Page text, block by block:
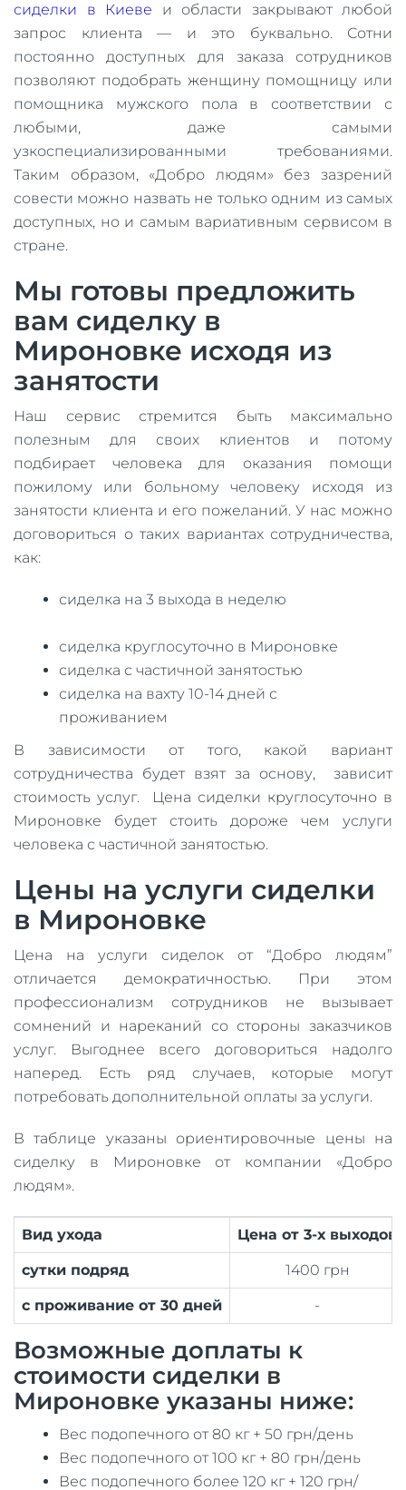
сиделки в Киеве и области закрывают любой
запрос клиента — и это буквально. Сотни
постоянно доступных для заказа сотрудников
позволяют подобрать женщину помощницу или
помощника мужского пола в соответствии с
любыми, даже самыми
узкоспециализированными требованиями.
Таким образом, «Добро людям» без зазрений
совести можно назвать не только одним из самых
доступных, но и самым вариативным сервисом в
стране.
Мы готовы предложить
вам сиделку в
Мироновке исходя из
занятости
Наш сервис стремится быть максимально
полезным для своих клиентов и потому
подбирает человека для оказания помощи
пожилому или больному человеку исходя из
занятости клиента и его пожеланий. У нас можно
договориться о таких вариантах сотрудничества,
как:
сиделка на 3 выхода в неделю
сиделка круглосуточно в Мироновке
сиделка с частичной занятостью
сиделка на вахту 10-14 дней с
проживанием
В зависимости от того, какой вариант
сотрудничества будет взят за основу, зависит
стоимость услуг. Цена сиделки круглосуточно в
Мироновке будет стоить дороже чем услуги
человека с частичной занятостью.
Цены на услуги сиделки
в Мироновке
Цена на услуги сиделок от “Добро людям”
отличается демократичностью. При этом
профессионализм сотрудников не вызывает
сомнений и нареканий со стороны заказчиков
услуг. Выгоднее всего договориться надолго
наперед. Есть ряд случаев, которые могут
потребовать дополнительной оплаты за услуги.
В таблице указаны ориентировочные цены на
сиделку в Мироновке от компании «Добро
людям».
Вид ухода Цена от 3-х выходов
сутки подряд 1400 грн
с проживание от 30 дней -
Возможные доплаты к
стоимости сиделки в
Мироновке указаны ниже:
Вес подопечного от 80 кг + 50 грн/день
Вес подопечного от 100 кг + 80 грн/день
Вес подопечного более 120 кг + 120 грн/